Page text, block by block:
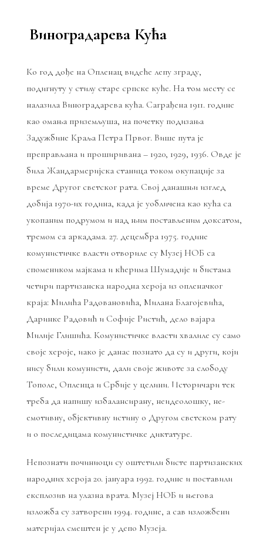
Виноградарева Кућа
Ко год дође на Опленац видеће лепу зграду,
подигнуту у стилу старе српске куће. На том месту се
налазила Виноградарева кућа. Саграђена 1911. године
као омања приземљуша, на почетку подизања
Задужбине Краља Петра Првог. Више пута је
преправљана и проширивана – 1920, 1929, 1936. Овде је
била Жандармеријска станица током окупације за
време Другог светског рата. Свој данашњи изглед
добија 1970-их година, када је уобличена као кућа са
укопаним подрумом и над њим постављеним доксатом,
тремом са аркадама. 27. децембра 1975. године
комунистичке власти отвориле су Музеј НОБ са
спомеником мајкама и кћерима Шумадије и бистама
четири партизанска народна хероја из опленачког
краја: Милића Радовановића, Милана Благојевића,
Даринке Радовић и Софије Ристић, дело вајара
Милије Глишића. Комунистичке власти хвалиле су само
своје хероје, иако је данас познато да су и други, који
нису били комунисти, дали своје животе за слободу
Тополе, Опленца и Србије у целини. Историчари тек
треба да напишу избалансирану, неидеолошку, не-
емотивну, објективну истину о Другом светском рату
и о последицама комунистичке диктатуре.
Непознати починиоци су оштетили бисте партизанских
народних хероја 20. јануара 1992. године и поставили
експлозив на улазна врата. Музеј НОБ и његова
изложба су затворени 1994. године, а сав изложбени
материјал смештен је у депо Музеја.